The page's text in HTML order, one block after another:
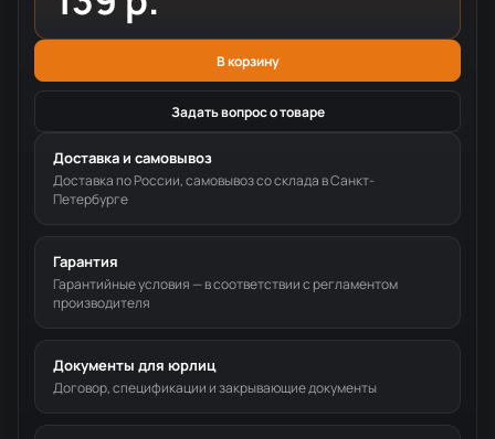
В корзину
Задать вопрос о товаре
Доставка и самовывоз
Доставка по России, самовывоз со склада в Санкт-
Петербурге
Гарантия
Гарантийные условия — в соответствии с регламентом
производителя
Документы для юрлиц
Договор, спецификации и закрывающие документы